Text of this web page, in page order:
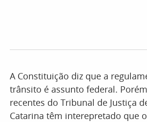
A Constituição diz que a
trânsito é assunto federal.
recentes do Tribunal de Justiça
Catarina têm interepretado que